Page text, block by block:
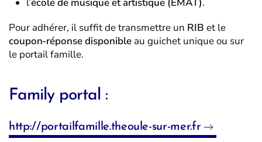
Pour adhérer, il suffit de transmettre un RIB et le
coupon‑réponse disponible au guichet unique ou sur
le portail famille.
Family portal :
http://portailfamille.theoule-sur-mer.fr